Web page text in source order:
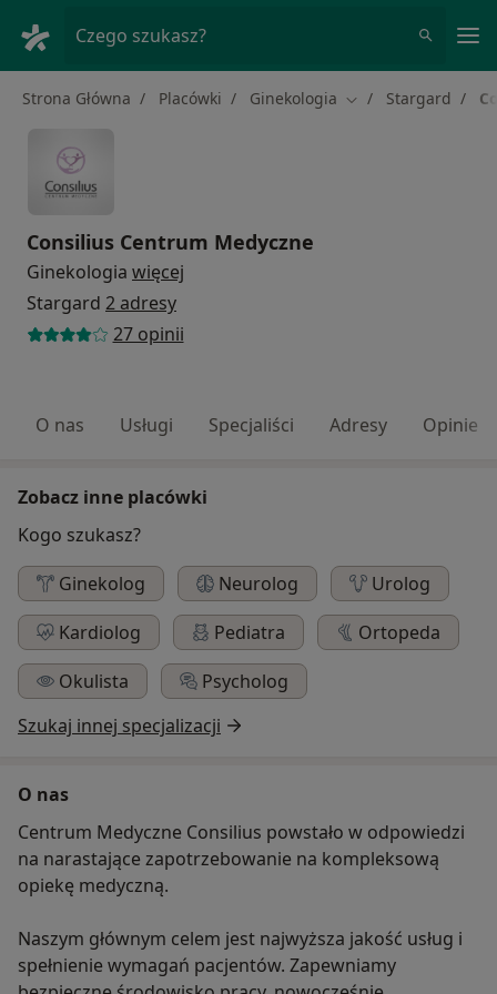
Czego szukasz?
Strona Główna Placówki Ginekologia Zmień miasto
Stargard
Consilius Centrum Medyczne
Ginekologia więcej
Stargard 2 adresy
27 opinii
O nas Usługi Specjaliści Adresy Opinie
Zobacz inne placówki
Kogo szukasz?
Ginekolog
Neurolog
Urolog
Kardiolog
Pediatra
Ortopeda
Okulista
Psycholog
Szukaj innej specjalizacji
O nas
Centrum Medyczne Consilius powstało w odpowiedzi
na narastające zapotrzebowanie na kompleksową
opiekę medyczną.
Naszym głównym celem jest najwyższa jakość usług i
spełnienie wymagań pacjentów. Zapewniamy